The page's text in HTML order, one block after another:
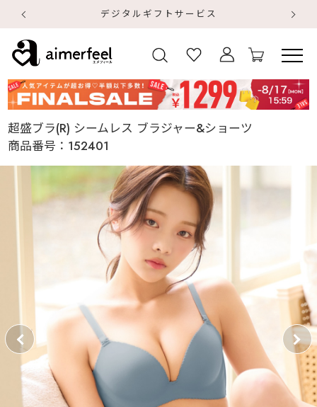
デジタルギフトサービス
超盛ブラ(R) シームレス ブラジャー&ショーツ
商品番号： 152401